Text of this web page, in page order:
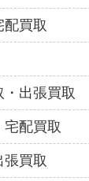
配買取
出張買取
配買取
張買取